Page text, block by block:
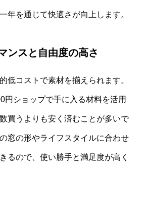
年を通じて快適さが向上します。
ンスと自由度の高さ
低コストで素材を揃えられます。
円ショップで手に入る材料を活用
買うよりも安く済むことが多いで
窓の形やライフスタイルに合わせ
るので、使い勝手と満足度が高く